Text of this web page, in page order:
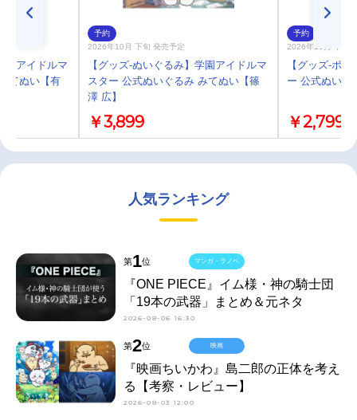
園アイドルマ
てぬい【有
予約
2026年10月 下旬 発売予定
【グッズ-ぬいぐるみ】学園アイドルマ
スター 公式ぬいぐるみ みてぬい【篠
澤 広】
￥3,899
予約
2026年10月 下旬
【グッズ-ポ
ー 公式ぬいぐ
￥2,799
人気ランキング
第1位
『ONE PIECE』イム様・神の騎士団
「19本の武器」まとめ＆元ネタ
2026-08-06 16:30
マンガ・ラノベ
第2位
『映画ちいかわ』島二郎の正体を考え
る【考察・レビュー】
2026-08-03 12:00
映画